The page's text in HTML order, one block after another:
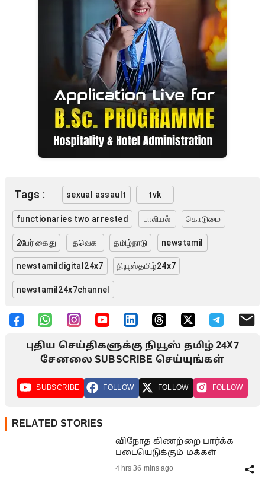
Tags : sexual assault tvk
functionaries two arrested பாலியல் கொடுமை
2பேர் கைது தவெக தமிழ்நாடு newstamil
newstamildigital24x7 நியூஸ்தமிழ்24x7
newstamil24x7channel
புதிய செய்திகளுக்கு நியூஸ் தமிழ் 24X7
சேனலை SUBSCRIBE செய்யுங்கள்
SUBSCRIBE FOLLOW FOLLOW FOLLOW
RELATED STORIES
விநோத கிணற்றை பார்க்க
படையெடுக்கும் மக்கள்
4 hrs 36 mins ago